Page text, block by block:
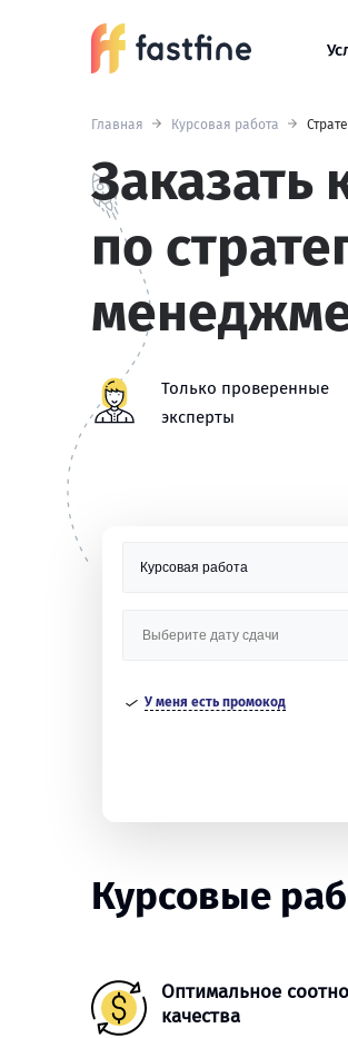
Главная Курсовая работа
Заказать
по
Только проверенные
эксперты
У меня есть промокод
Курсовые
Оптимальное
качества